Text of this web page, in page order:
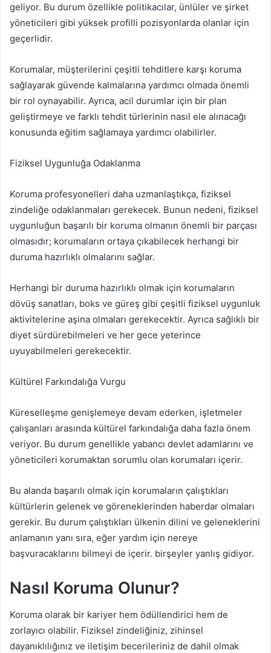
geliyor. Bu durum özellikle politikacılar, ünlüler ve şirket
yöneticileri gibi yüksek profilli pozisyonlarda olanlar için
geçerlidir.
Korumalar, müşterilerini çeşitli tehditlere karşı koruma
sağlayarak güvende kalmalarına yardımcı olmada önemli
bir rol oynayabilir. Ayrıca, acil durumlar için bir plan
geliştirmeye ve farklı tehdit türlerinin nasıl ele alınacağı
konusunda eğitim sağlamaya yardımcı olabilirler.
Fiziksel Uygunluğa Odaklanma
Koruma profesyonelleri daha uzmanlaştıkça, fiziksel
zindeliğe odaklanmaları gerekecek. Bunun nedeni, fiziksel
uygunluğun başarılı bir koruma olmanın önemli bir parçası
olmasıdır; korumaların ortaya çıkabilecek herhangi bir
duruma hazırlıklı olmalarını sağlar.
Herhangi bir duruma hazırlıklı olmak için korumaların
dövüş sanatları, boks ve güreş gibi çeşitli fiziksel uygunluk
aktivitelerine aşina olmaları gerekecektir. Ayrıca sağlıklı bir
diyet sürdürebilmeleri ve her gece yeterince
uyuyabilmeleri gerekecektir.
Kültürel Farkındalığa Vurgu
Küreselleşme genişlemeye devam ederken, işletmeler
çalışanları arasında kültürel farkındalığa daha fazla önem
veriyor. Bu durum genellikle yabancı devlet adamlarını ve
yöneticileri korumaktan sorumlu olan korumaları içerir.
Bu alanda başarılı olmak için korumaların çalıştıkları
kültürlerin gelenek ve göreneklerinden haberdar olmaları
gerekir. Bu durum çalıştıkları ülkenin dilini ve geleneklerini
anlamanın yanı sıra, eğer yardım için nereye
başvuracaklarını bilmeyi de içerir. birşeyler yanlış gidiyor.
Nasıl Koruma Olunur?
Koruma olarak bir kariyer hem ödüllendirici hem de
zorlayıcı olabilir. Fiziksel zindeliğiniz, zihinsel
dayanıklılığınız ve iletişim becerileriniz de dahil olmak